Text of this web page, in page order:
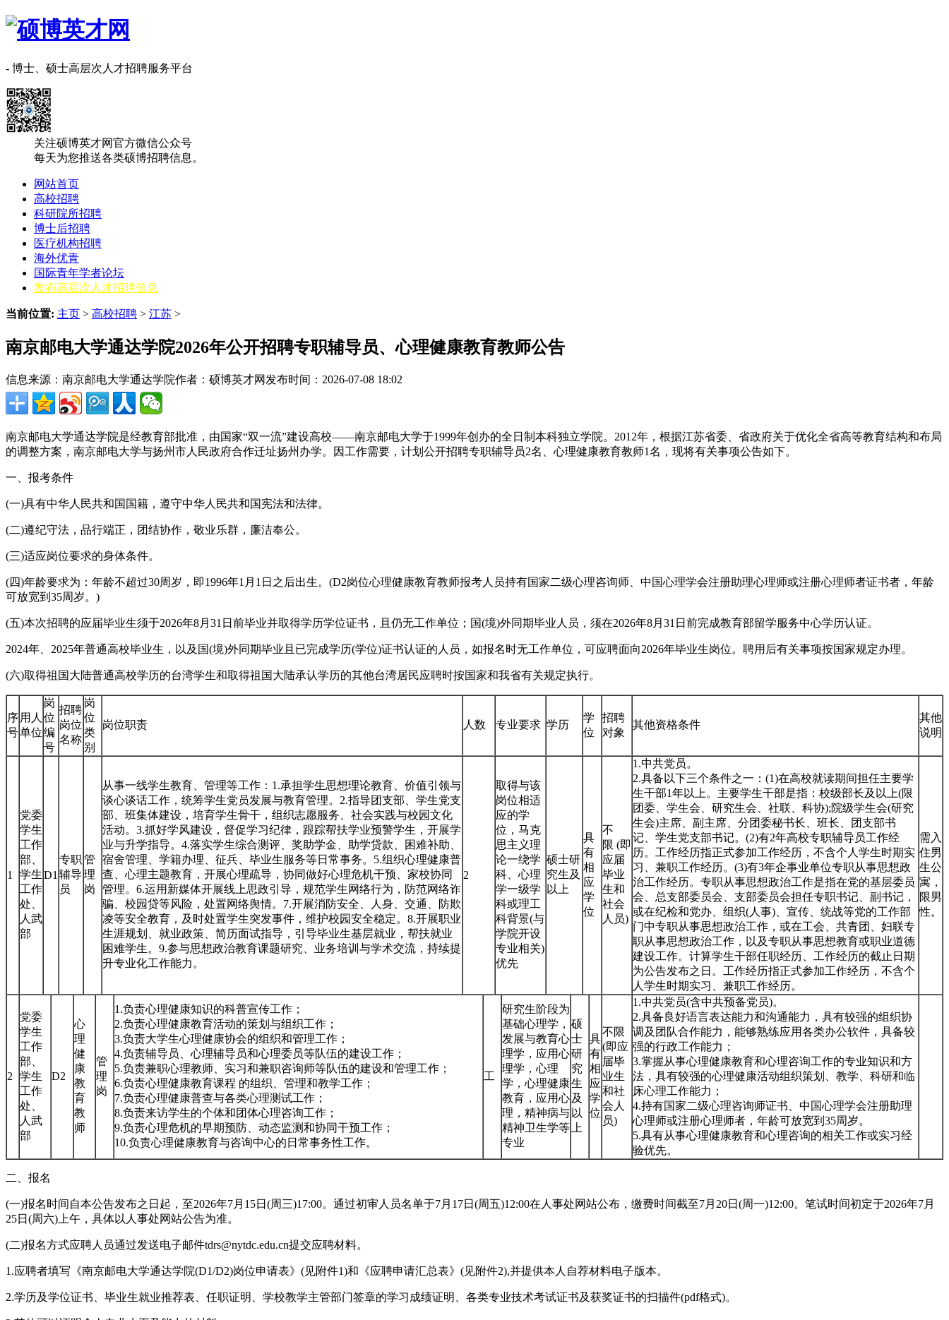
- 博士、硕士高层次人才招聘服务平台
关注硕博英才网官方微信公众号
每天为您推送各类硕博招聘信息。
网站首页
高校招聘
科研院所招聘
博士后招聘
医疗机构招聘
海外优青
国际青年学者论坛
发布高层次人才招聘信息
当前位置: 主页 > 高校招聘 > 江苏 >
南京邮电大学通达学院2026年公开招聘专职辅导员、心理健康教育教师公告
信息来源：南京邮电大学通达学院作者：硕博英才网 发布时间：2026-07-08 18:02
南京邮电大学通达学院是经教育部批准，由国家“双一流”建设高校——南京邮电大学于1999年创办的全日制本科独立学院。2012年，根据江苏省委、省政府关于优化全省高等教育结构和布局
的调整方案，南京邮电大学与扬州市人民政府合作迁址扬州办学。因工作需要，计划公开招聘专职辅导员2名、心理健康教育教师1名，现将有关事项公告如下。
一、报考条件
(一)具有中华人民共和国国籍，遵守中华人民共和国宪法和法律。
(二)遵纪守法，品行端正，团结协作，敬业乐群，廉洁奉公。
(三)适应岗位要求的身体条件。
(四)年龄要求为：年龄不超过30周岁，即1996年1月1日之后出生。(D2岗位心理健康教育教师报考人员持有国家二级心理咨询师、中国心理学会注册助理心理师或注册心理师者证书者，年龄
可放宽到35周岁。)
(五)本次招聘的应届毕业生须于2026年8月31日前毕业并取得学历学位证书，且仍无工作单位；国(境)外同期毕业人员，须在2026年8月31日前完成教育部留学服务中心学历认证。
2024年、2025年普通高校毕业生，以及国(境)外同期毕业且已完成学历(学位)证书认证的人员，如报名时无工作单位，可应聘面向2026年毕业生岗位。聘用后有关事项按国家规定办理。
(六)取得祖国大陆普通高校学历的台湾学生和取得祖国大陆承认学历的其他台湾居民应聘时按国家和我省有关规定执行。
序
号
用人
单位
岗
位
编
号
招聘
岗位
名称
岗
位
类
别
岗位职责 人数 专业要求 学历
学
位
招聘
对象
其他资格条件
其他
说明
1
党委
学生
工作
部、
学生
工作
处、
人武
部
D1
专职
辅导
员
管
理
岗
从事一线学生教育、管理等工作：1.承担学生思想理论教育、价值引领与
谈心谈话工作，统筹学生党员发展与教育管理。2.指导团支部、学生党支
部、班集体建设，培育学生骨干，组织志愿服务、社会实践与校园文化
活动。3.抓好学风建设，督促学习纪律，跟踪帮扶学业预警学生，开展学
业与升学指导。4.落实学生综合测评、奖助学金、助学贷款、困难补助、
宿舍管理、学籍办理、征兵、毕业生服务等日常事务。5.组织心理健康普
查、心理主题教育，开展心理疏导，协同做好心理危机干预、家校协同
管理。6.运用新媒体开展线上思政引导，规范学生网络行为，防范网络诈
骗、校园贷等风险，处置网络舆情。7.开展消防安全、人身、交通、防欺
凌等安全教育，及时处置学生突发事件，维护校园安全稳定。8.开展职业
生涯规划、就业政策、简历面试指导，引导毕业生基层就业，帮扶就业
困难学生。9.参与思想政治教育课题研究、业务培训与学术交流，持续提
升专业化工作能力。
2
取得与该
岗位相适
应的学
位，马克
思主义理
论一绕学
科、心理
学一级学
科或理工
科背景(与
学院开设
专业相关)
优先
硕士研
究生及
以上
具
有
相
应
学
位
不
限 (即
应届
毕业
生和
社会
人员)
1.中共党员。
2.具备以下三个条件之一：(1)在高校就读期间担任主要学
生干部1年以上。主要学生干部是指：校级部长及以上(限
团委、学生会、研究生会、社联、科协);院级学生会(研究
生会)主席、副主席、分团委秘书长、班长、团支部书
记、学生党支部书记。(2)有2年高校专职辅导员工作经
历。工作经历指正式参加工作经历，不含个人学生时期实
习、兼职工作经历。(3)有3年企事业单位专职从事思想政
治工作经历。专职从事思想政治工作是指在党的基层委员
会、总支部委员会、支部委员会担任专职书记、副书记，
或在纪检和党办、组织(人事)、宣传、统战等党的工作部
门中专职从事思想政治工作，或在工会、共青团、妇联专
职从事思想政治工作，以及专职从事思想教育或职业道德
建设工作。计算学生干部任职经历、工作经历的截止日期
为公告发布之日。工作经历指正式参加工作经历，不含个
人学生时期实习、兼职工作经历。
需入
住男
生公
寓，
限男
性。
2
党委
学生
工作
部、
学生
工作
处、
人武
部
D2
心
理
健
康
教
育
教
师
管
理
岗
1.负责心理健康知识的科普宣传工作；
2.负责心理健康教育活动的策划与组织工作；
3.负责大学生心理健康协会的组织和管理工作；
4.负责辅导员、心理辅导员和心理委员等队伍的建设工作；
5.负责兼职心理教师、实习和兼职咨询师等队伍的建设和管理工作；
6.负责心理健康教育课程 的组织、管理和教学工作；
7.负责心理健康普查与各类心理测试工作；
8.负责来访学生的个体和团体心理咨询工作；
9.负责心理危机的早期预防、动态监测和协同干预工作；
10.负责心理健康教育与咨询中心的日常事务性工作。
工
研究生阶段为
基础心理学，
发展与教育心
理学，应用心
理学，心理
学，心理健康
教育，应用心
理，精神病与
精神卫生学等
专业
硕
士
研
究
生
及
以
上
具
有
相
应
学
位
不限
(即应
届毕
业生
和社
会人
员)
1.中共党员(含中共预备党员)。
2.具备良好语言表达能力和沟通能力，具有较强的组织协
调及团队合作能力，能够熟练应用各类办公软件，具备较
强的行政工作能力；
3.掌握从事心理健康教育和心理咨询工作的专业知识和方
法，具有较强的心理健康活动组织策划、教学、科研和临
床心理工作能力；
4.持有国家二级心理咨询师证书、中国心理学会注册助理
心理师或注册心理师者，年龄可放宽到35周岁。
5.具有从事心理健康教育和心理咨询的相关工作或实习经
验优先。
二、报名
(一)报名时间自本公告发布之日起，至2026年7月15日(周三)17:00。通过初审人员名单于7月17日(周五)12:00在人事处网站公布，缴费时间截至7月20日(周一)12:00。笔试时间初定于2026年7月
25日(周六)上午，具体以人事处网站公告为准。
(二)报名方式应聘人员通过发送电子邮件tdrs@nytdc.edu.cn提交应聘材料。
1.应聘者填写《南京邮电大学通达学院(D1/D2)岗位申请表》(见附件1)和《应聘申请汇总表》(见附件2),并提供本人自荐材料电子版本。
2.学历及学位证书、毕业生就业推荐表、任职证明、学校教学主管部门签章的学习成绩证明、各类专业技术考试证书及获奖证书的扫描件(pdf格式)。